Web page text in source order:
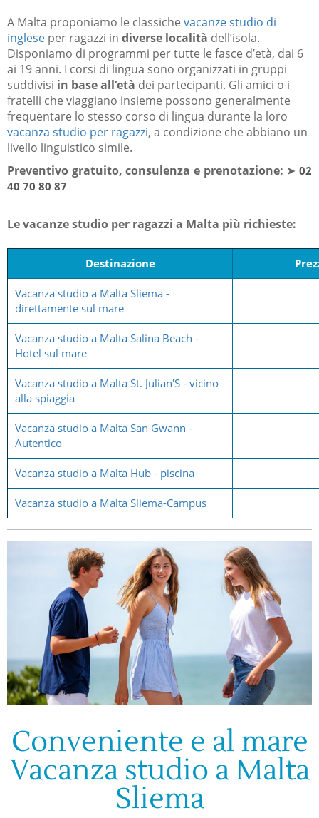
A Malta proponiamo le classiche vacanze studio di
inglese per ragazzi in diverse località dell’isola.
Disponiamo di programmi per tutte le fasce d’età, dai 6
ai 19 anni. I corsi di lingua sono organizzati in gruppi
suddivisi in base all’età dei partecipanti. Gli amici o i
fratelli che viaggiano insieme possono generalmente
frequentare lo stesso corso di lingua durante la loro
vacanza studio per ragazzi, a condizione che abbiano un
livello linguistico simile.
Preventivo gratuito, consulenza e prenotazione: ➤ 02
40 70 80 87
Le vacanze studio per ragazzi a Malta più richieste:
Destinazione
Vacanza studio a Malta Sliema -
direttamente sul mare
Vacanza studio a Malta Salina Beach -
Hotel sul mare
Vacanza studio a Malta St. Julian'S - vicino
alla spiaggia
Vacanza studio a Malta San Gwann -
Autentico
Vacanza studio a Malta Hub - piscina
Vacanza studio a Malta Sliema-Campus
Conveniente e al mare
Vacanza studio a Malta
Sliema